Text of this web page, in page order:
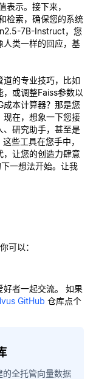
示。接下来，
检索，确保您的系统
7B-Instruct，您
人类一样的回应，基
的专业技巧，比如
或调整Faiss参数以
成本计算器？那是您
现在，想象一下您接
、研究助手，甚至是
些工具在您手中，
让您的创造力肆意
下一想法开始。让我
可以：
好者一起交流。 如果
GitHub 仓库点个
全托管向量数据